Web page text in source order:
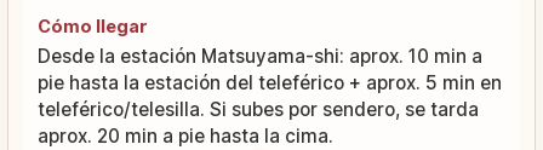
Cómo llegar
Desde la estación Matsuyama-shi: aprox. 10 min a
pie hasta la estación del teleférico + aprox. 5 min en
teleférico/telesilla. Si subes por sendero, se tarda
aprox. 20 min a pie hasta la cima.